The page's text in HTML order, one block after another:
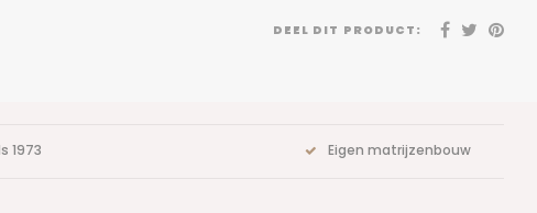
DEEL DIT PRODUCT:
1973 Eigen matrijzenbouw